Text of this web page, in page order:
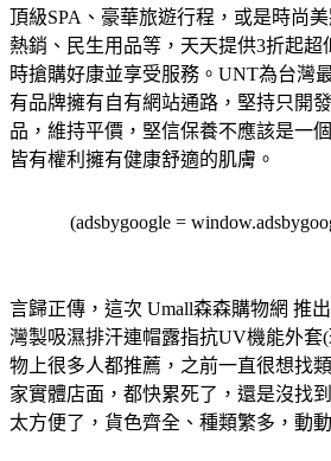
頂級SPA、豪華旅遊行程，或是時尚
熱銷、民生用品等，天天提供3折起超
時搶購好康並享受服務。 UNT為台灣
有品牌擁有自有網站通路，堅持只開
品，維持平價，堅信保養不應該是一
皆有權利擁有健康舒適的肌膚。
(adsbygoogle =
言歸正傳，這次 Umall森森購物網 推
灣製吸濕排汗連帽露指抗UV機能外套
物上很多人都推薦，之前一直很想找
家實體店面，都快累死了，還是沒找
太方便了，貨色齊全、種類繁多，動